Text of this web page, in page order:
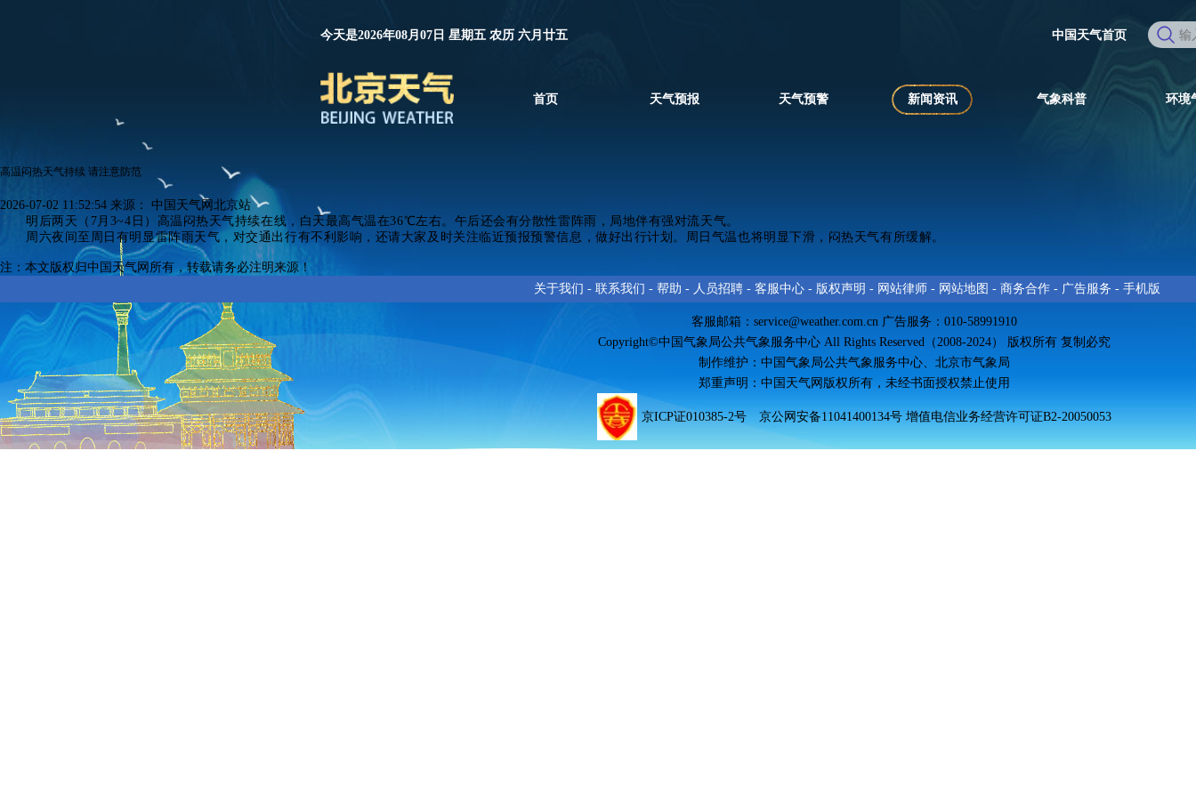
今天是2026年08月07日 星期五 农历 六月廿五 中国天气首页
首页 天气预报 天气预警 新闻资讯 气象科普 环境
高温闷热天气持续 请注意防范
2026-07-02 11:52:54 来源： 中国天气网北京站
明后两天（7月3~4日）高温闷热天气持续在线，白天最高气温在36℃左右。午后还会有分散性雷阵雨，局地伴有强对流天气。
周六夜间至周日有明显雷阵雨天气，对交通出行有不利影响， 还请大家及时关注临近预报预警信息，做好出行计划。周日 气温也将明显下滑，闷热天气有所缓解。
注：本文版权归中国天气网所有，转载请务必注明来源！
关于我们 - 联系我们 - 帮助 - 人员招聘 - 客服中心 - 版权声明 - 网站律师 - 网站地图 - 商务合作 - 广告服务 - 手机版
客服邮箱： service@weather.com.cn 广告服务：010-58991910
Copyright©中国气象局公共气象服务中心 All Rights Reserved（2008-2024） 版权所有 复制必究
制作维护：中国气象局公共气象服务中心、北京市气象局
郑重声明：中国天气网 版权所有 ，未经书面授权禁止使用
京ICP证010385-2号 京公网安备11041400134号 增值电信业务经营许可证B2-20050053